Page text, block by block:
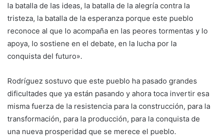
la batalla de las ideas, la batalla de la alegría contra la
tristeza, la batalla de la esperanza porque este pueblo
reconoce al que lo acompaña en las peores tormentas y lo
apoya, lo sostiene en el debate, en la lucha por la
conquista del futuro».
Rodríguez sostuvo que este pueblo ha pasado grandes
dificultades que ya están pasando y ahora toca invertir esa
misma fuerza de la resistencia para la construcción, para la
transformación, para la producción, para la conquista de
una nueva prosperidad que se merece el pueblo.